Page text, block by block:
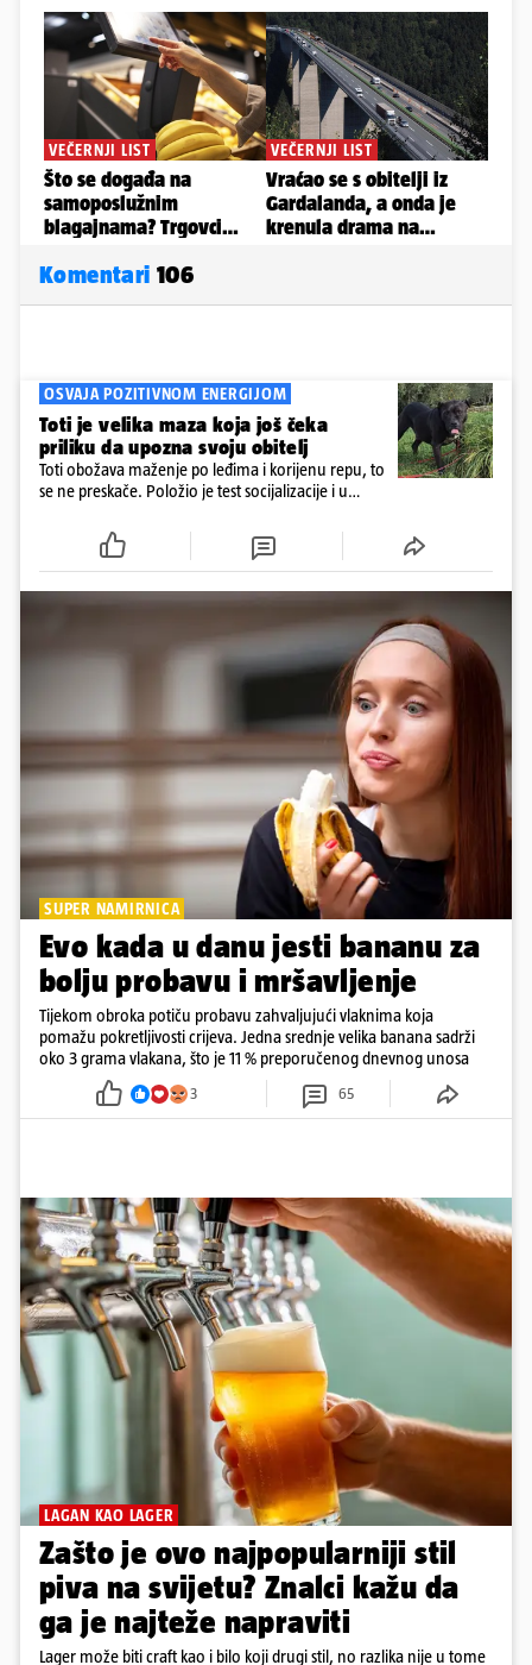
Komentari 106
OSVAJA POZITIVNOM ENERGIJOM
Toti je velika maza koja još čeka
priliku da upozna svoju obitelj
Toti obožava maženje po leđima i korijenu repu, to
se ne preskače. Položio je test socijalizacije i u
cijepljen protiv virusnih zaraznih bolesti
SUPER NAMIRNICA
Evo kada u danu jesti bananu za
bolju probavu i mršavljenje
Tijekom obroka potiču probavu zahvaljujući vlaknima koja
pomažu pokretljivosti crijeva. Jedna srednje velika banana sadrži
oko 3 grama vlakana, što je 11 % preporučenog dnevnog unosa
3 65
LAGAN KAO LAGER
Zašto je ovo najpopularniji stil
piva na svijetu? Znalci kažu da
ga je najteže napraviti
Lager može biti craft kao i bilo koji drugi stil, no razlika nije u tome